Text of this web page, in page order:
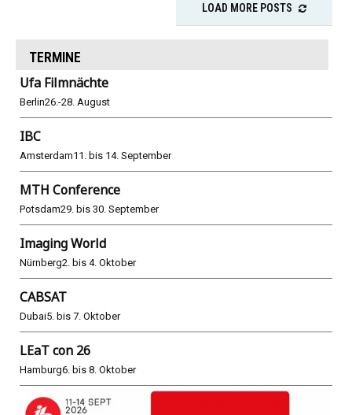
LOAD MORE POSTS
TERMINE
Ufa Filmnächte
Berlin26.-28. August
IBC
Amsterdam11. bis 14. September
MTH Conference
Potsdam29. bis 30. September
Imaging World
Nürnberg2. bis 4. Oktober
CABSAT
Dubai5. bis 7. Oktober
LEaT con 26
Hamburg6. bis 8. Oktober